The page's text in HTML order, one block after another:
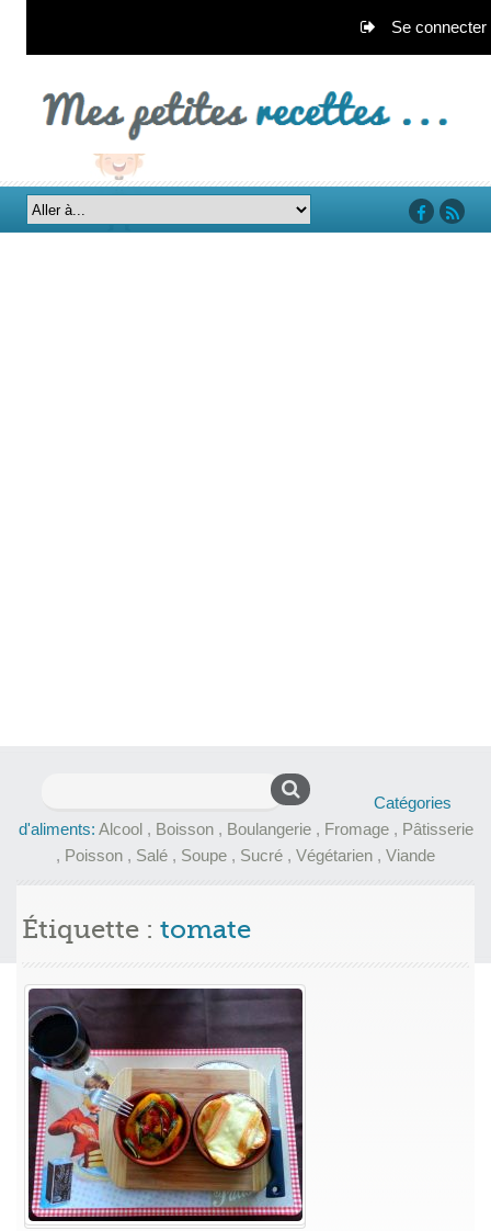
Se connecter
Catégories
d'aliments: Alcool , Boisson, Boulangerie, Fromage, Pâtisserie
, Poisson , Salé , Soupe , Sucré , Végétarien , Viande
Étiquette : tomate